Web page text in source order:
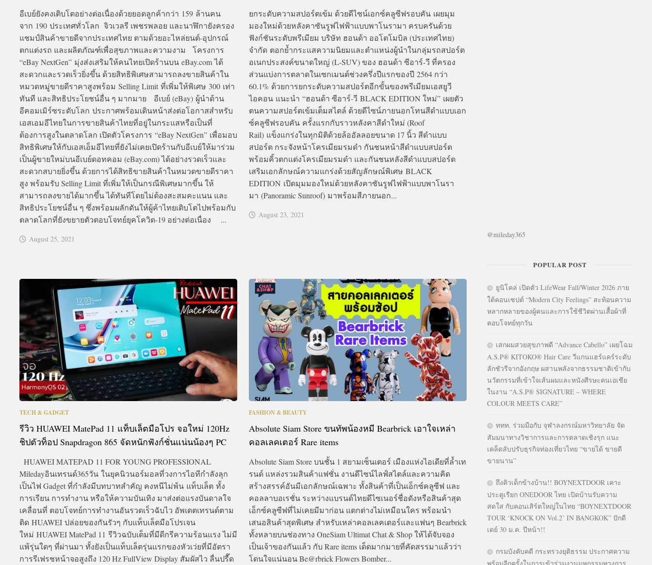
อีเบย์ยังคงเติบโตอย่างต่อเนื่องด้วยยอดลูกค้ากว่า 159 ล้านคน
จาก 190 ประเทศทั่วโลก จิวเวลรี เพชรพลอย และนาฬิกายังครอง
แชมป์สินค้าขายดีจากประเทศไทย ตามด้วยอะไหล่ยนต์-อุปกรณ์
ตกแต่งรถ และผลิตภัณฑ์เพื่อสุขภาพและความงาม โครงการ
“eBay NextGen” มุ่งส่งเสริมให้คนไทยเปิดร้านบน eBay.com ได้
สะดวกและรวดเร็วยิ่งขึ้น ด้วยสิทธิพิเศษสามารถลงขายสินค้าใน
หมวดหมู่ขายดีราคาสูงพร้อม Selling Limit ที่เพิ่มให้พิเศษ 300 เท่า
ทันที และสิทธิประโยชน์อื่น ๆ มากมาย อีเบย์ (eBay) ผู้นำด้าน
อีคอมเมิร์ซระดับโลก ประกาศพร้อมเดินหน้าส่งต่อโอกาสสำหรับ
เอสเอมอีไทยในการขายสินค้าไทยที่อยู่ในกระแสหรือเป็นที่
ต้องการสูงในตลาดโลก เปิดตัวโครงการ “eBay NextGen” เพื่อมอบ
สิทธิพิเศษให้กับเอสเอ็มอีไทยที่ยังไม่เคยเปิดร้านกับอีเบย์ให้มาร่วม
เป็นผู้ขายใหม่บนอีเบย์ดอทคอม (eBay.com) ได้อย่างรวดเร็วและ
สะดวกสบายยิ่งขึ้น ด้วยการได้สิทธิขายสินค้าในหมวดขายดีราคา
สูง พร้อมรับ Selling Limit ที่เพิ่มให้เป็นกรณีพิเศษมากขึ้น ให้
สามารถลงขายได้มากขึ้น ได้ทันทีโดยไม่ต้องสะสมคะแนน และ
สิทธิประโยชน์อื่น ๆ ซึ่งพร้อมผลักดันให้ผู้ค้าไทยเติบโตไปพร้อมกับ
ตลาดโลกที่ยังขยายตัวตอบโจทย์ยุคโควิด-19 อย่างต่อเนื่อง ...
August 25, 2021
ยกระดับความสปอร์ตเข้ม ด้วยดีไซน์เอกซ์คลูซีฟรอบคัน เผยมุม
มองใหม่ด้วยหลังคาซันรูฟไฟฟ้าแบบพาโนรามา ครบครันด้วย
ฟังก์ชันระดับพรีเมียม บริษัท ฮอนด้า ออโตโมบิล (ประเทศไทย)
จำกัด ตอกย้ำกระแสความนิยมและตำแหน่งผู้นำในกลุ่มรถสปอร์ต
อเนกประสงค์ขนาดใหญ่ (L-SUV) ของ ฮอนด้า ซีอาร์-วี ที่ครอง
ส่วนแบ่งการตลาดในเซกเมนต์ช่วงครึ่งปีแรกของปี 2564 กว่า
60.1% ด้วยการยกระดับความสปอร์ตอีกขั้นของพรีเมียมเอสยูวี
ไอคอน แนะนำ “ฮอนด้า ซีอาร์-วี BLACK EDITION ใหม่” เผยตัว
ตนความสปอร์ตเข้มเต็มสไตล์ ด้วยดีไซน์ภายนอกโทนสีดำแบบเอก
ซ์คลูซีฟรอบคัน ครั้งแรกกับราวหลังคาสีดำใหม่ (Roof
Rail) แข็งแกร่งในทุกมิติด้วยล้ออัลลอยขนาด 17 นิ้ว สีดำแบบ
สปอร์ต กระจังหน้าโครเมียมรมดำ กันชนหน้าสีดำแบบสปอร์ต
พร้อมคิ้วตกแต่งโครเมียมรมดำ และกันชนหลังสีดำแบบสปอร์ต
เสริมเอกลักษณ์ความแกร่งด้วยสัญลักษณ์พิเศษ BLACK
EDITION เปิดมุมมองใหม่ด้วยหลังคาซันรูฟไฟฟ้าแบบพาโนรา
มา (Panoramic Sunroof) มาพร้อมสีภายนอก...
August 23, 2021
TECH & GADGET
รีวิว HUAWEI MatePad 11 แท็บเล็ตมือโปร จอใหม่ 120Hz
ชิปตัวท็อป Snapdragon 865 จัดหนักฟังก์ชั่นแน่นน้องๆ PC
HUAWEI MATEPAD 11 FOR YOUNG PROFESSIONAL
Miledayอินเทรนด์365วัน ในยุคนิวนอร์มอลที่วงการไอทีกำลังลุก
เป็นไฟ Gadget ที่กำลังมีบทบาทสำคัญ คงหนีไม่พ้น แท็บเล็ต ทั้ง
การเรียน การทำงาน หรือให้ความบันเทิง มาส่งต่อแรงบันดาลใจ
เคลื่อนที่ ตอบโจทย์การทำงานอันรวดเร็วฉับไว อัพเดตเทรนด์ตาม
ติด HUAWEI ปล่อยของกันรัวๆ กับแท็บเล็ตมือโปรเจน
ใหม่ HUAWEI MatePad 11 รีวิวฉบับเต็มที่มีดีกรีความร้อนแรง ไม่มี
แพ้รุ่นใดๆ ที่ผ่านมา ทั้งยังเป็นแท็บเล็ตรุ่นแรกของหัวเว่ยที่มีอัตรา
การรีเฟรชหน้าจอสูงถึง 120 Hz FullView Display สัมผัสไว ลื่นปรื๊ด
FASHION & BEAUTY
Absolute Siam Store ขนทัพน้องหมี Bearbrick เอาใจเหล่า
คอลเลคเตอร์ Rare items
Absolute Siam Store บนชั้น 1 สยามเซ็นเตอร์ เมืองแห่งไอเดียที่ล้ำเท
รนด์ แหล่งรวมสินค้าแฟชั่น งานดีไซน์ไลฟ์สไตล์และความคิด
สร้างสรรค์อันมีเอกลักษณ์เฉพาะ ทั้งสินค้าที่เป็นเอ็กซ์คลูซีฟ และ
คอลลาบอเรชั่น ระหว่างแบรนด์ไทยดีไซเนอร์ชื่อดังหรือสินค้าสุด
เอ็กซ์คลูซีฟที่ไม่เคยมีมาก่อน แตกต่างไม่เหมือนใคร พร้อมนำ
เสนอสินค้าสุดพิเศษ สำหรับเหล่าคอลเลคเตอร์และแฟนๆ Bearbrick
ทั้งหลายบนช่องทาง OneSiam Ultimat Chat & Shop ให้ได้จับจอง
เป็นเจ้าของกันแล้ว กับ Rare items เด็ดมากมายที่คัดสรรมาแล้วว่า
โดนใจแน่นอน Be@rbrick Flowers Bomber...
@mileday365
POPULAR POST
ยูนิโคล่ เปิดตัว LifeWear Fall/Winter 2026 ภาย
ใต้คอนเซปต์ “Modern City Feelings” สะท้อนความ
หลากหลายของผู้คนและการใช้ชีวิตผ่านเสื้อผ้าที่
ตอบโจทย์ทุกวัน
เสกผมสวยสุขภาพดี “Advance Cabello” เผยโฉม
A.S.P® KITOKO® Hair Care วีแกนแฮร์แคร์ระดับ
ลักชัวรีจากอังกฤษ ผสานพลังจากธรรมชาติเข้ากับ
นวัตกรรมที่เข้าใจเส้นผมและหนังศีรษะคนเอเชีย
ในงาน “A.S.P® SIGNATURE – WHERE
COLOUR MEETS CARE”
ททท. ร่วมมือกับ จุฬาลงกรณ์มหาวิทยาลัย จัด
สัมมนาทางวิชาการและการตลาดเชิงรุก แนะ
เคล็ดลับปรับธุรกิจท่องเที่ยวไทย “ขายได้ ขายดี
ขายนาน”
ถึงคิวเด็กข้างบ้าน!! BOYNEXTDOOR เคาะ
ประตูเรียก ONEDOOR ไทย เปิดบ้านรับความ
สดใส กับคอนเสิร์ตใหญ่ในไทย “BOYNEXTDOOR
TOUR ‘KNOCK ON Vol.2’ IN BANGKOK” ปักดี
เดย์ 30 ม.ค. ปีหน้า!!
กรมบังคับคดี กระทรวงยุติธรรม ประกาศความ